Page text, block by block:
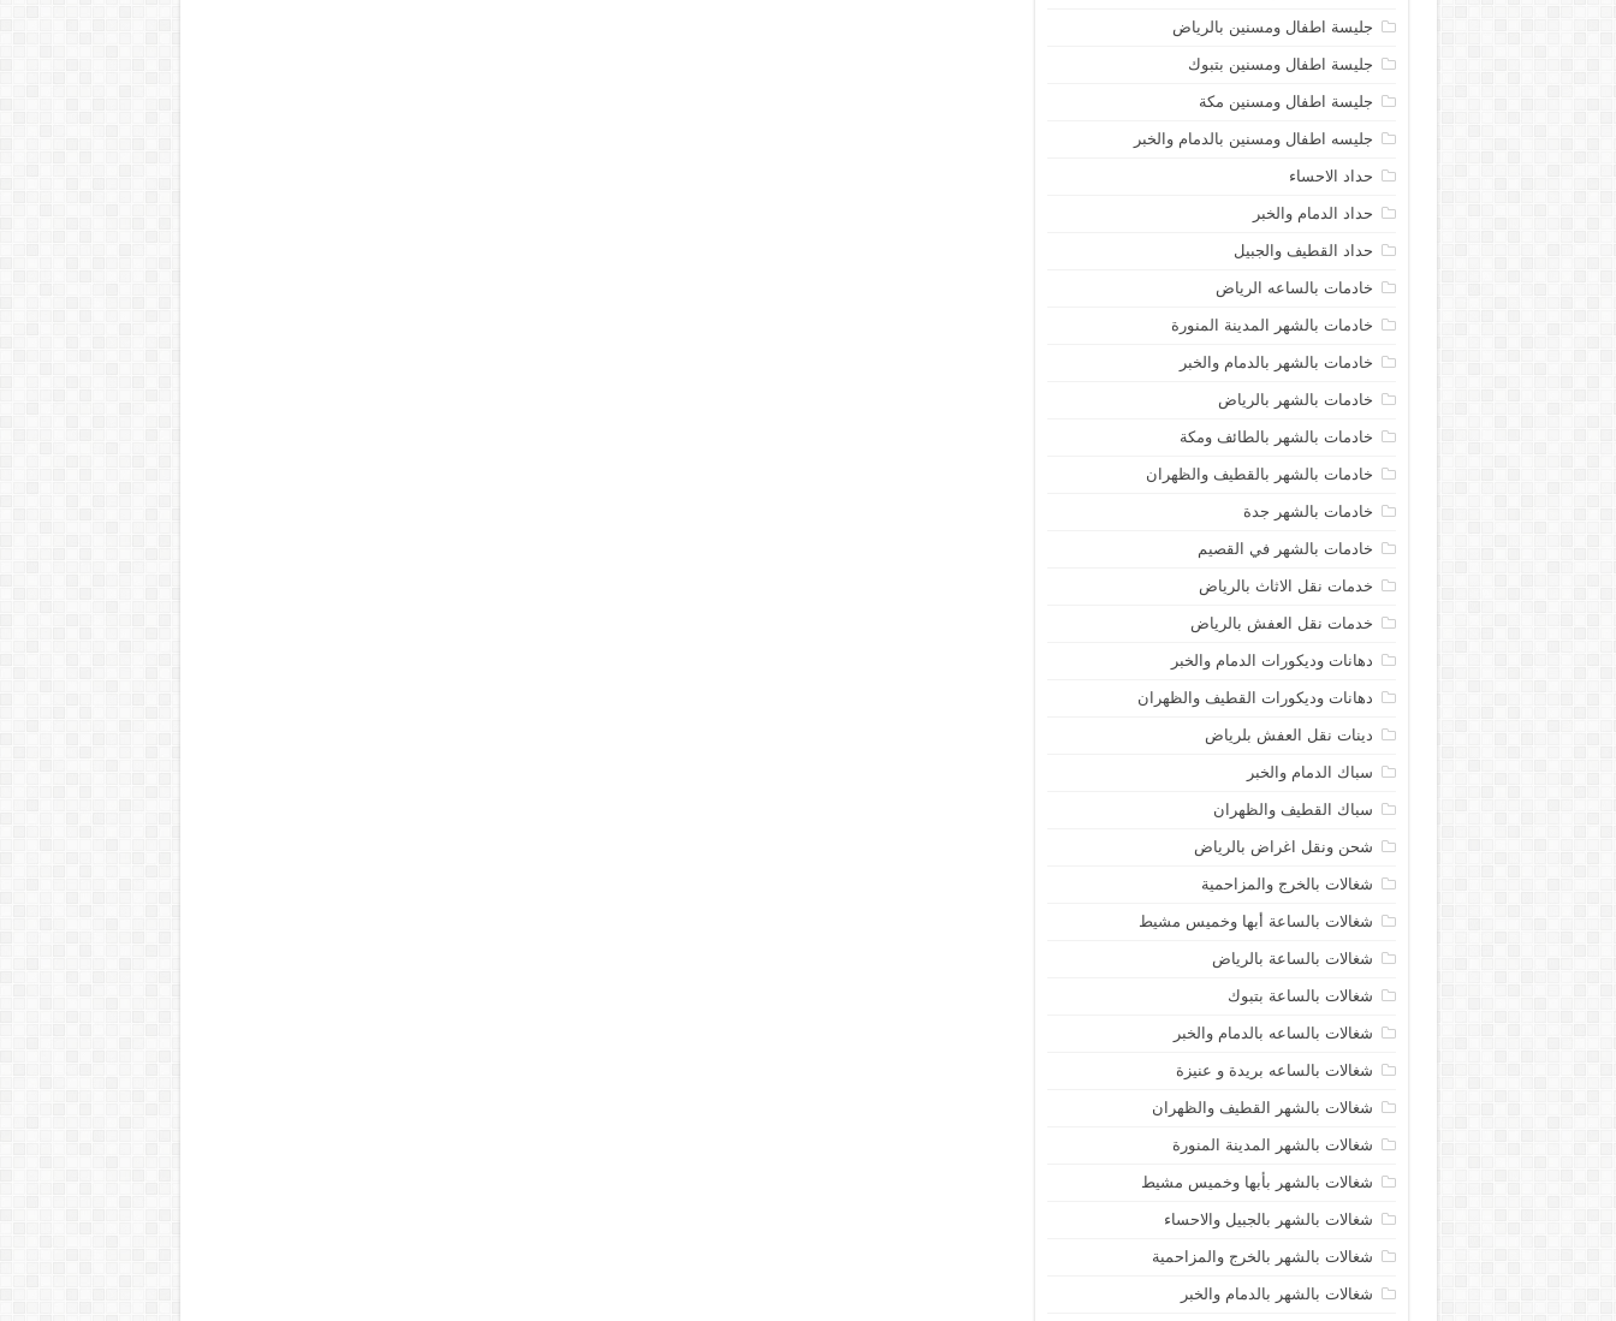
جليسة اطفال ومسنين بالرياض
جليسة اطفال ومسنين بتبوك
جليسة اطفال ومسنين مكة
جليسه اطفال ومسنين بالدمام والخبر
حداد الاحساء
حداد الدمام والخبر
حداد القطيف والجبيل
خادمات بالساعه الرياض
خادمات بالشهر المدينة المنورة
خادمات بالشهر بالدمام والخبر
خادمات بالشهر بالرياض
خادمات بالشهر بالطائف ومكة
خادمات بالشهر بالقطيف والظهران
خادمات بالشهر جدة
خادمات بالشهر في القصيم
خدمات نقل الاثاث بالرياض
خدمات نقل العفش بالرياض
دهانات وديكورات الدمام والخبر
دهانات وديكورات القطيف والظهران
دينات نقل العفش بلرياض
سباك الدمام والخبر
سباك القطيف والظهران
شحن ونقل اغراض بالرياض
شغالات بالخرج والمزاحمية
شغالات بالساعة أبها وخميس مشيط
شغالات بالساعة بالرياض
شغالات بالساعة بتبوك
شغالات بالساعه بالدمام والخبر
شغالات بالساعه بريدة و عنيزة
شغالات بالشهر القطيف والظهران
شغالات بالشهر المدينة المنورة
شغالات بالشهر بأبها وخميس مشيط
شغالات بالشهر بالجبيل والاحساء
شغالات بالشهر بالخرج والمزاحمية
شغالات بالشهر بالدمام والخبر